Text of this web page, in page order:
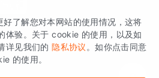
干货
析与增长的品牌，核心平台为 GrowingIO
分析云。
了解您对本网站的使用情况，这将
体验。关于 cookie 的使用，以及如
详见我们的 隐私协议 。如你点击同意
的使用。